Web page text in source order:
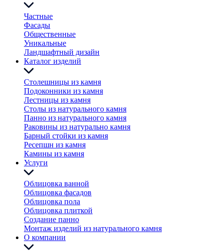
Частные
Фасады
Общественные
Уникальные
Ландшафтный дизайн
Каталог изделий
Столешницы из камня
Подоконники из камня
Лестницы из камня
Столы из натурального камня
Панно из натурального камня
Раковины из натурально камня
Барный стойки из камня
Ресепшн из камня
Камины из камня
Услуги
Облицовка ванной
Облицовка фасадов
Облицовка пола
Облицовка плиткой
Создание панно
Монтаж изделий из натурального камня
О компании